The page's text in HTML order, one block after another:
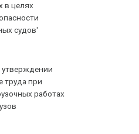
в целях
судов'
труда при
работах